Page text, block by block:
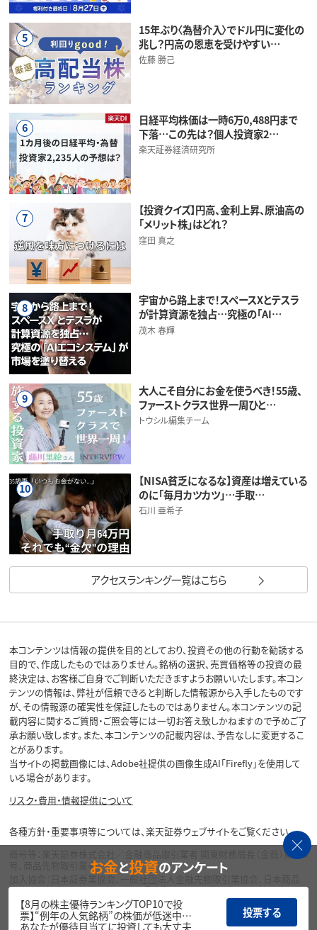
5
15年ぶり〈為替介入〉でドル円に変化の
兆し？円高の恩恵を受けやすい…
佐藤 勝己
6
日経平均株価は一時6万0,488円まで
下落…この先は？個人投資家2…
楽天証券経済研究所
7
【投資クイズ】円高、金利上昇、原油高の
「メリット株」はどれ？
窪田 真之
8
宇宙から路上まで！スペースXとテスラ
が計算資源を独占…究極の「AI…
茂木 春輝
9
大人こそ自分にお金を使うべき！55歳、
ファーストクラス世界一周ひと…
トウシル編集チーム
10
【NISA貧乏になるな】資産は増えている
のに「毎月カツカツ」…手取…
石川 亜希子
アクセスランキング一覧はこちら
本コンテンツは情報の提供を目的としており、投資その他の行動を勧誘する
目的で、作成したものではありません。銘柄の選択、売買価格等の投資の最
終決定は、お客様ご自身でご判断いただきますようお願いいたします。本コン
テンツの情報は、弊社が信頼できると判断した情報源から入手したものです
が、その情報源の確実性を保証したものではありません。本コンテンツの記
載内容に関するご質問・ご照会等には一切お答え致しかねますので予めご了
承お願い致します。また、本コンテンツの記載内容は、予告なしに変更するこ
とがあります。
当サイトの掲載画像には、Adobe社提供の画像生成AI「Firefly」を使用して
いる場合があります。
リスク・費用・情報提供について
各種方針・重要事項等については、楽天証券ウェブサイトをご覧ください。
商号等：楽天証券株式会社／金融商品取引業者 関東財務局長（金商）第195
号、商品先物取引業者
加入協会：日本証券業協会、一般社団法人金融先物取引業協会、日本商品
先物取引協会、一般社団法人第二種金融商品取引業協会、一般社団法人資
産運用業協会
Copyright©
お金と投資のアンケート
【8月の株主優待ランキングTOP10で投
票】“例年の人気銘柄”の株価が低迷中…
あなたが優待目当てに投資しても大丈夫
投票する